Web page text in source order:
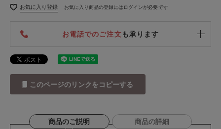
お気に入り登録 お気に入り商品の登録にはログインが必要です
お電話でのご注文も承ります
このページのリンクをコピーする
商品のご説明 商品の詳細